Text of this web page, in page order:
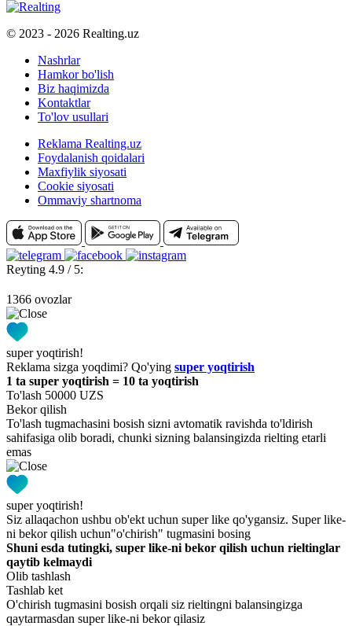
© 2023 - 2026 Realting.uz
Nashrlar
Hamkor bo'lish
Biz haqimizda
Kontaktlar
To'lov usullari
Reklama Realting.uz
Foydalanish qoidalari
Maxfiylik siyosati
Cookie siyosati
Ommaviy shartnoma
Reyting 4.9 / 5:
1366 ovozlar
super yoqtirish!
Reklama sizga yoqdimi? Qo'ying super yoqtirish
1 ta super yoqtirish = 10 ta yoqtirish
To'lash 50000 UZS
Bekor qilish
To'lash tugmachasini bosish sizni avtomatik ravishda to'ldirish
sahifasiga olib boradi, chunki sizning balansingizda rielting etarli
emas
super yoqtirish!
Siz allaqachon ushbu ob'ekt uchun super like qo'ygansiz. Super like-
ni bekor qilish uchun"o'chirish" tugmasini bosing
Shuni esda tutingki, super like-ni bekor qilish uchun rieltinglar
qaytib kelmaydi
Olib tashlash
Tashlab ket
O'chirish tugmasini bosish orqali siz rieltingni balansingizga
qaytarmasdan super like-ni bekor qilasiz